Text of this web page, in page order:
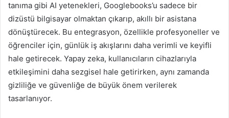
tanıma gibi AI yetenekleri, Googlebooks’u sadece bir
dizüstü bilgisayar olmaktan çıkarıp, akıllı bir asistana
dönüştürecek. Bu entegrasyon, özellikle profesyoneller ve
öğrenciler için, günlük iş akışlarını daha verimli ve keyifli
hale getirecek. Yapay zeka, kullanıcıların cihazlarıyla
etkileşimini daha sezgisel hale getirirken, aynı zamanda
gizliliğe ve güvenliğe de büyük önem verilerek
tasarlanıyor.